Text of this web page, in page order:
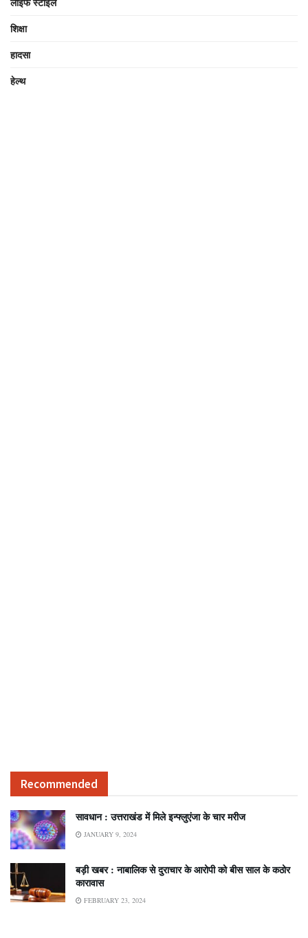
शिक्षा
हादसा
हेल्थ
Recommended
सावधान : उत्तराखंड में मिले इन्फ्लुएंजा के चार मरीज
JANUARY 9, 2024
बड़ी खबर : नाबालिक से दुराचार के आरोपी को बीस साल के कठोर
कारावास
FEBRUARY 23, 2024